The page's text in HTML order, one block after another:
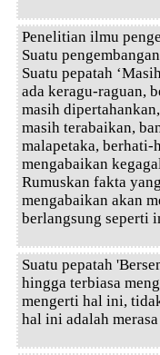
Penelitian ilmu
Suatu
Suatu pepatah
ada keragu-raguan,
masih
masih terabaikan,
malapetaka, berhati-
mengabaikan
Rumuskan fakta
mengabaikan akan
berlangsung seperti
Suatu pepatah
hingga terbiasa
mengerti hal ini,
hal ini adalah